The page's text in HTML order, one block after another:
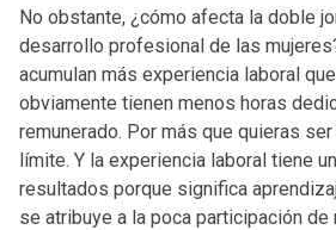
No obstante, ¿cómo afecta la doble
desarrollo profesional de las
acumulan más experiencia laboral
obviamente tienen menos horas
remunerado. Por más que quieras
límite. Y la experiencia laboral tiene
resultados porque significa
se atribuye a la poca participación de